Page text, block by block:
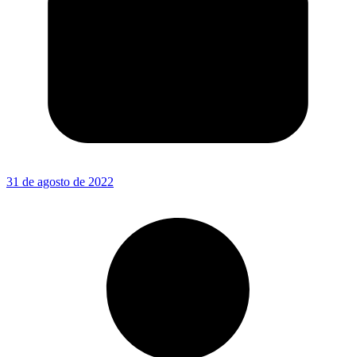
31 de agosto de 2022